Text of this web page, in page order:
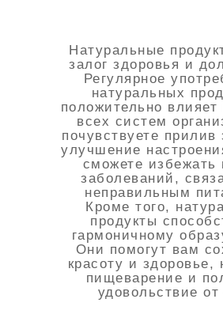
Натуральные
залог здоровья и
Регулярное
натуральных
положительно влияет
всех систем
почувствуете прилив
улучшение
сможете избежать
заболеваний,
неправильным
Кроме того,
продукты
гармоничному
Они помогут вам
красоту и здоровье,
пищеварение и
удовольствие